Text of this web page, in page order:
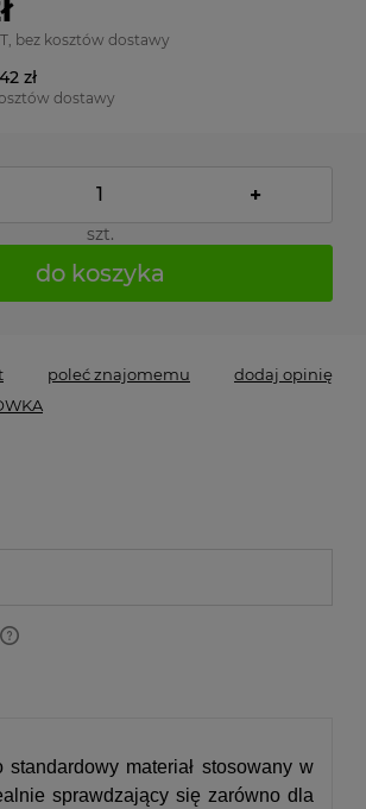
bez kosztów dostawy
zł
dostawy
+
szt.
do koszyka
poleć znajomemu
dodaj opinię
materiał stosowany w
sprawdzający się zarówno dla